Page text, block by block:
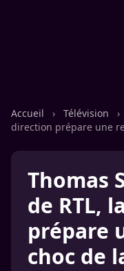
Accueil › Télévision ›
direction prépare une
Thomas
de RTL,
prépare
choc de